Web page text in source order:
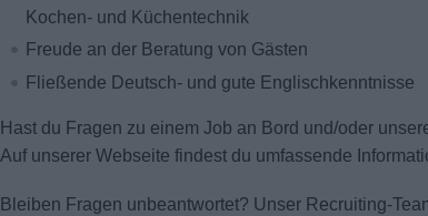
Kochen- und Küchentechnik
Freude an der Beratung von Gästen
Fließende Deutsch- und gute Englischkenntnisse
Hast du Fragen zu einem Job an Bord und/oder
Auf unserer Webseite findest du umfassende
Bleiben Fragen unbeantwortet? Unser Recruiting-